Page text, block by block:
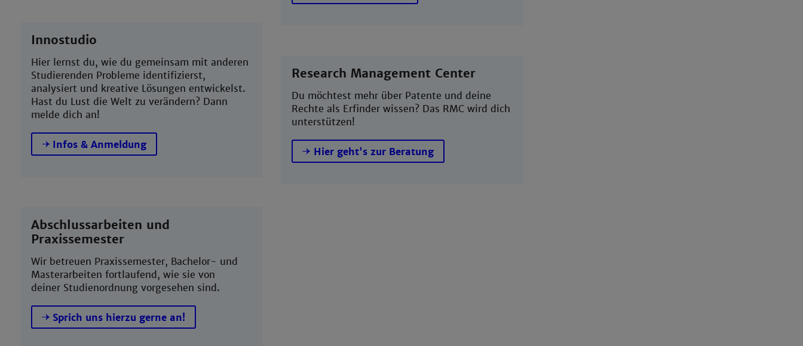
Innostudio
Hier lernst du, wie du gemeinsam mit anderen
Studierenden Probleme identifizierst,
analysiert und kreative Lösungen entwickelst.
Hast du Lust die Welt zu verändern? Dann
melde dich an!
Infos & Anmeldung
Abschlussarbeiten und
Praxissemester
Wir betreuen Praxissemester, Bachelor- und
Masterarbeiten fortlaufend, wie sie von
deiner Studienordnung vorgesehen sind.
Sprich uns hierzu gerne an!
Research Management Center
Du möchtest mehr über Patente und deine
Rechte als Erfinder wissen? Das RMC wird dich
unterstützen!
Hier geht's zur Beratung